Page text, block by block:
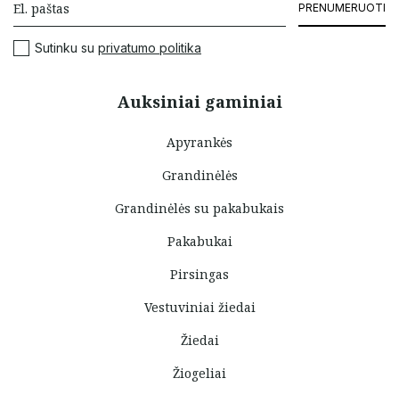
Auksiniai gaminiai
Apyrankės
Grandinėlės
Grandinėlės su pakabukais
Pakabukai
Pirsingas
Vestuviniai žiedai
Žiedai
Žiogeliai
PRENUMERUOTI
Sutinku su privatumo politika